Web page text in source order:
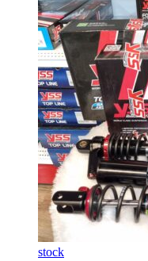
stock